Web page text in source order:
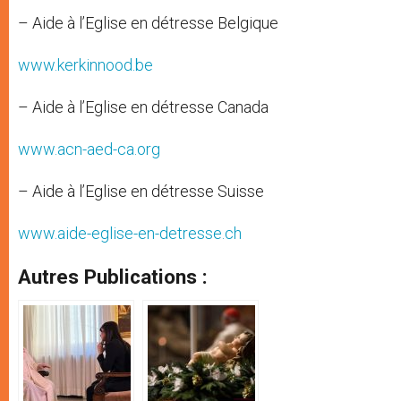
– Aide à l’Eglise en détresse Belgique
www.kerkinnood.be
– Aide à l’Eglise en détresse Canada
www.acn-aed-ca.org
– Aide à l’Eglise en détresse Suisse
www.aide-eglise-en-detresse.ch
Autres Publications :